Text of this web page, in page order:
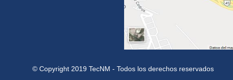
© Copyright 2019 TecNM - Todos los derechos reservados